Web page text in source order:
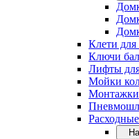
Клети для
Ключи
Лифты
Мойки
Монтажки